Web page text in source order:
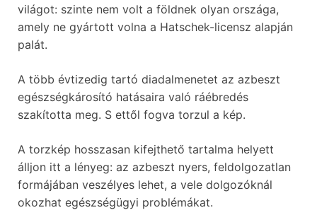
világot: szinte nem volt a földnek olyan országa,
amely ne gyártott volna a Hatschek-licensz alapján
palát.
A több évtizedig tartó diadalmenetet az azbeszt
egészségkárosító hatásaira való ráébredés
szakította meg. S ettől fogva torzul a kép.
A torzkép hosszasan kifejthető tartalma helyett
álljon itt a lényeg: az azbeszt nyers, feldolgozatlan
formájában veszélyes lehet, a vele dolgozóknál
okozhat egészségügyi problémákat.